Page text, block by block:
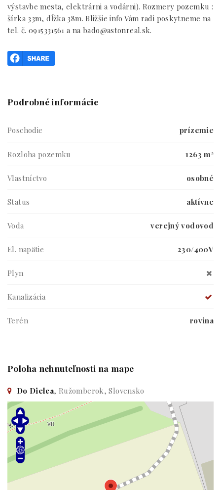
výstavbe mesta, elektrárni a vodárni). Rozmery pozemku :
šírka 33m, dĺžka 38m. Bližšie info Vám radi poskytneme na
tel. č. 0915331561 a na bado@astonreal.sk.
Podrobné informácie
Poschodie prízemie
Rozloha pozemku 1263 m²
Vlastníctvo osobné
Status aktívne
Voda verejný vodovod
El. napätie 230/400V
Plyn
Kanalizácia
Terén rovina
Poloha nehnuteľnosti na mape
Do Dielca, Ružomberok, Slovensko